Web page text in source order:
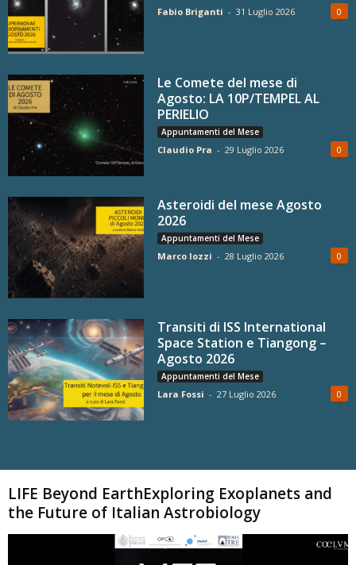
Fabio Briganti - 31 Luglio 2026 0
Le Comete del mese di
Agosto: LA 10P/TEMPEL AL
PERIELIO
Appuntamenti del Mese
Claudio Pra - 29 Luglio 2026 0
Asteroidi del mese Agosto
2026
Appuntamenti del Mese
Marco Iozzi - 28 Luglio 2026 0
Transiti di ISS International
Space Station e Tiangong –
Agosto 2026
Appuntamenti del Mese
Lara Fossi - 27 Luglio 2026 0
LIFE Beyond EarthExploring Exoplanets and
the Future of Italian Astrobiology